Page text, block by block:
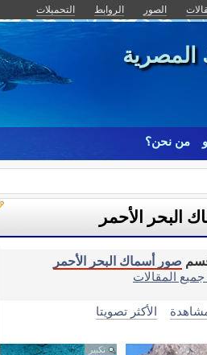
الصور الروابط التحميلات
المصرية
من نحن؟
البحر الأحمر
صور أسماك البحر الأحمر
المقالات
مشاهدة الأكثر تصويتا
تكبير